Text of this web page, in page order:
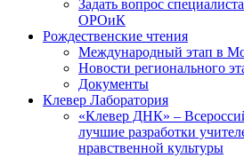
Задать вопрос
ОРОиК
Рождественские чтения
Международный этап в
Новости регионального
Документы
Клевер Лаборатория
«Клевер ДНК» –
лучшие разработки
нравственной культуры